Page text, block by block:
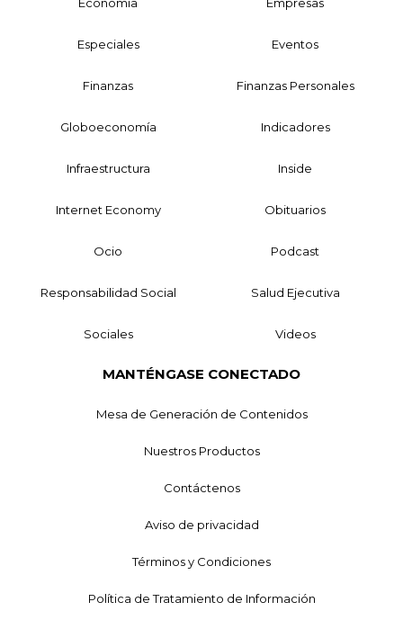
Especiales Eventos
Finanzas Finanzas Personales
Globoeconomía Indicadores
Infraestructura Inside
Internet Economy Obituarios
Ocio Podcast
Responsabilidad Social Salud Ejecutiva
Sociales Videos
MANTÉNGASE CONECTADO
Mesa de Generación de Contenidos
Nuestros Productos
Contáctenos
Aviso de privacidad
Términos y Condiciones
Política de Tratamiento de Información